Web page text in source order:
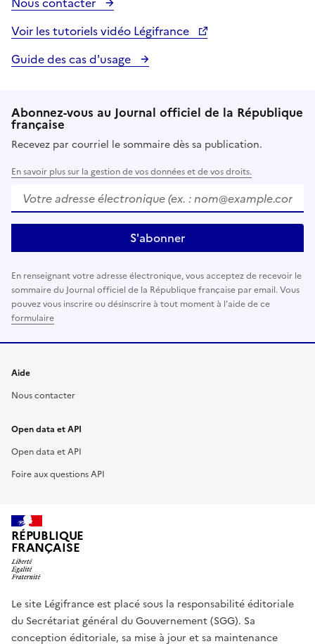
Voir les tutoriels vidéo Légifrance
Guide des cas d'usage
Abonnez-vous au Journal officiel de la République
française
Recevez par courriel le sommaire dès sa publication.
En savoir plus sur la gestion de vos données et de vos droits.
Votre adresse électronique (ex. : nom@example.com
S'abonner
En renseignant votre adresse électronique, vous acceptez de recevoir le
sommaire du Journal officiel de la République française par email. Vous
pouvez vous inscrire ou désinscrire à tout moment à l'aide de ce
formulaire
Aide
Nous contacter
Open data et API
Open data et API
Foire aux questions API
RÉPUBLIQUE
FRANÇAISE
Le site Légifrance est placé sous la responsabilité éditoriale
du Secrétariat général du Gouvernement (SGG). Sa
conception éditoriale, sa mise à jour et sa maintenance